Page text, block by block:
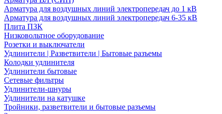
Арматура для воздушных линий электропередач до 1 кВ
Арматура для воздушных линий электропередач 6-35 кВ
Плита ПЗК
Низковольтное оборудование
Розетки и выключатели
Удлинители | Разветвители | Бытовые разъемы
Колодки удлинителя
Удлинители бытовые
Сетевые фильтры
Удлинители-шнуры
Удлинители на катушке
Тройники, разветвители и бытовые разъемы